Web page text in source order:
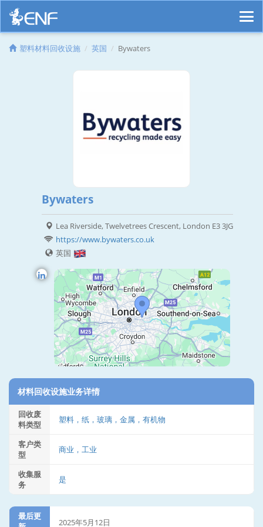
塑料材料回收设施 英国 Bywaters
Bywaters
Lea Riverside, Twelvetrees Crescent, London E3 3JG
https://www.bywaters.co.uk
英国
材料回收设施业务详情
回收废
料类型
塑料，纸，玻璃，金属，有机物
客户类
型
商业，工业
收集服
务
是
最后更
2025年5月12日